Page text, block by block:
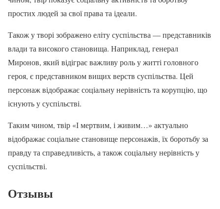
простих людей за свої права та ідеали.
Також у творі зображено еліту суспільства — представників
влади та високого становища. Наприклад, генерал
Миронов, який відіграє важливу роль у житті головного
героя, є представником вищих верств суспільства. Цей
персонаж відображає соціальну нерівність та корупцію, що
існують у суспільстві.
Таким чином, твір «І мертвим, і живим…» актуально
відображає соціальне становище персонажів, їх боротьбу за
правду та справедливість, а також соціальну нерівність у
суспільстві.
Отзывы